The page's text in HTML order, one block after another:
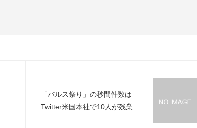
「バルス祭り」の秒間件数は
Twitter米国本社で10人が残業し